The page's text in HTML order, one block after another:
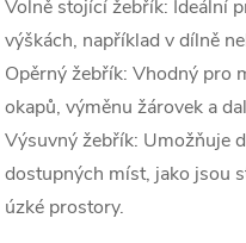
Volně stojící žebřík: Ideální
výškách, například v dílně
Opěrný žebřík: Vhodný pro
okapů, výměnu žárovek a
Výsuvný žebřík: Umožňuje
dostupných míst, jako jsou
úzké prostory.